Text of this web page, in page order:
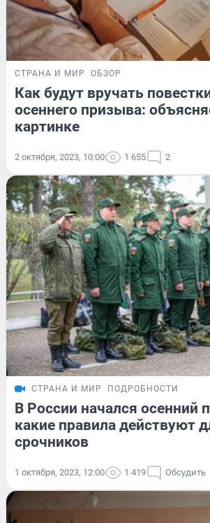
СТРАНА И МИР ОБЗОР
Как будут вручать
осеннего призыва:
картинке
2 октября, 2023, 10:00 1 655 2
СТРАНА И МИР ПОДРОБНОСТИ
В России начался осенний
какие правила действуют
срочников
1 октября, 2023, 12:00 1 419 Обсудить